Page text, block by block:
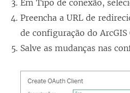
Em Tipo de conexão,
Preencha a URL de
de configuração do
Salve as mudanças nas